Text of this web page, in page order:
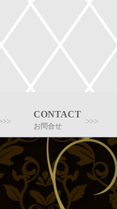
CONTACT
お問合せ